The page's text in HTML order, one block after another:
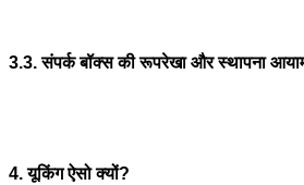
3.3. संपर्क बॉक्स की रूपरेखा और स्थापना
4. यूकिंग ऐसो क्यों?